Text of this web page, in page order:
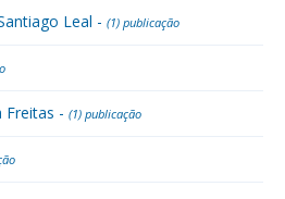
Leal - (1) publicação
Freitas - (1) publicação